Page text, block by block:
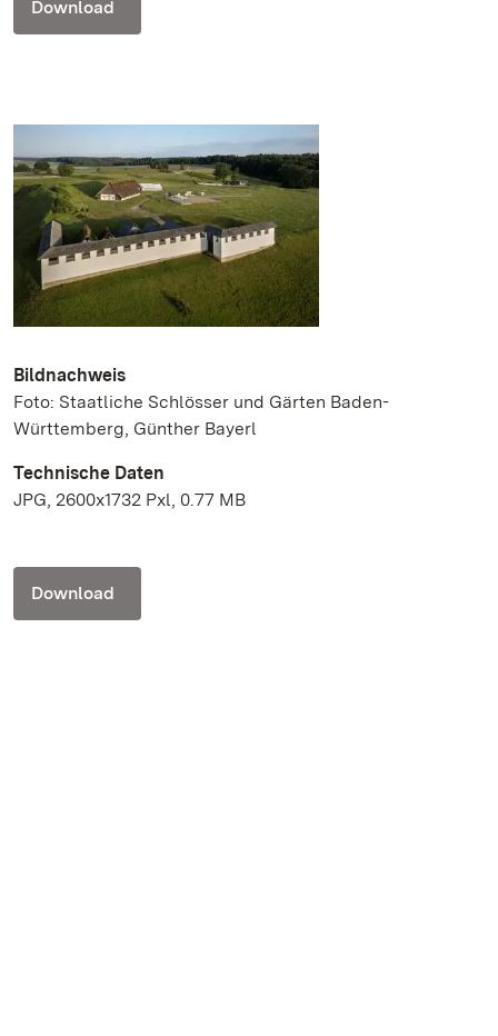
Download
Bildnachweis
Foto: Staatliche Schlösser und Gärten Baden-
Württemberg, Günther Bayerl
Technische Daten
JPG, 2600x1732 Pxl, 0.77 MB
Download